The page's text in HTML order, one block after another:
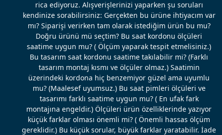
rica ediyoruz. Alışverişlerinizi yaparken şu soruları
kendinize sorabilirsiniz: Gerçekten bu ürüne ihtiyacım var
mı? Siparişi verirken tam olarak istediğim ürün bu mu?
Doğru ürünü mü seçtim? Bu saat kordonu ölçüleri
saatime uygun mu? ( Ölçüm yaparak tespit etmelisiniz.)
Bu tasarım saat kordonu saatime takılabilir mi? (Farklı
tasarım montaj kısmı ve ölçüler olmaz.) Saatimin
üzerindeki kordona hiç benzemiyor güzel ama uyumlu
mu? (Maalesef uyumsuz.) Bu saat pimleri ölçüleri ve
tasarımı farklı saatime uygun mu? ( En ufak fark
montajına engeldir.) Ölçüleri ürün özelliklerinde yazıyor
küçük farklar olması önemli mi? ( Önemli hassas ölçüm
gereklidir.) Bu küçük sorular, büyük farklar yaratabilir. İade